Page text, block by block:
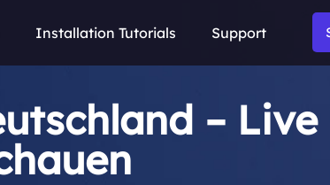
Installation Tutorials Support
– Live